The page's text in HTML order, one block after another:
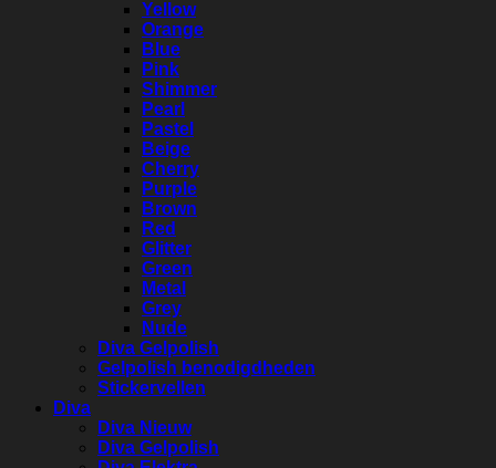
Yellow
Orange
Blue
Pink
Shimmer
Pearl
Pastel
Beige
Cherry
Purple
Brown
Red
Glitter
Green
Metal
Grey
Nude
Diva Gelpolish
Gelpolish benodigdheden
Stickervellen
Diva
Diva Nieuw
Diva Gelpolish